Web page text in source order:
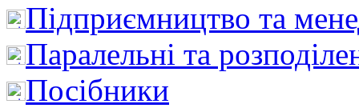
Підприємництво та
Паралельні та
Посібники